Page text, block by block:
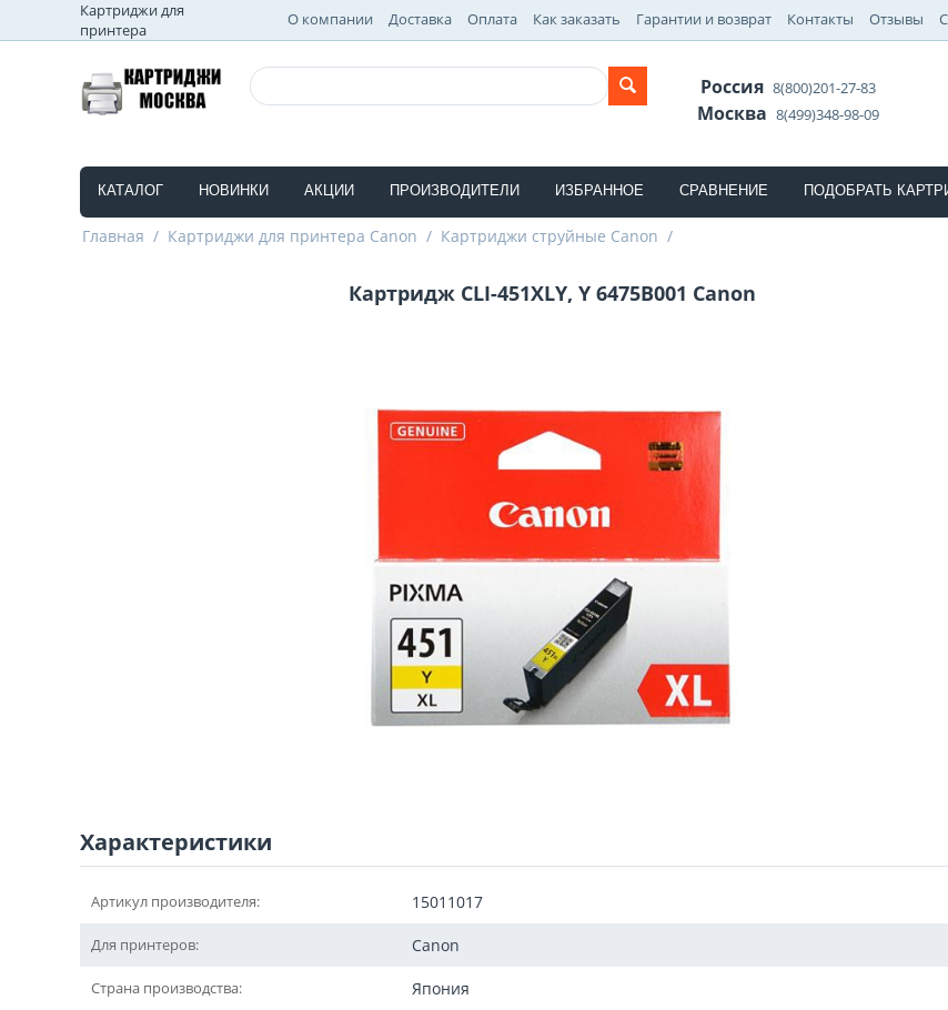
Картриджи для
принтера
О компании Доставка Оплата Как заказать Гарантии и возврат Контакты Отзывы
Россия8(800)201-27-83
Москва8(499)348-98-09
КАТАЛОГ НОВИНКИ АКЦИИ ПРОИЗВОДИТЕЛИ ИЗБРАННОЕ СРАВНЕНИЕ ПОДОБРАТЬ
Главная / Картриджи для принтера Canon / Картриджи струйные Canon /
Картридж CLI-451XLY, Y 6475B001 Canon
Характеристики
Артикул производителя: 15011017
Для принтеров: Canon
Страна производства: Япония